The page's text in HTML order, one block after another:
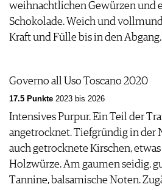
weihnachtlichen Gewürzen und
Schokolade. Weich und
Kraft und Fülle bis in den Abgang.
Governo all Uso Toscano 2020
17.5 Punkte 2023 bis 2026
Intensives Purpur. Ein Teil der
angetrocknet. Tiefgründig in der
auch getrocknete Kirschen,
Holzwürze. Am gaumen seidig,
Tannine, balsamische Noten.